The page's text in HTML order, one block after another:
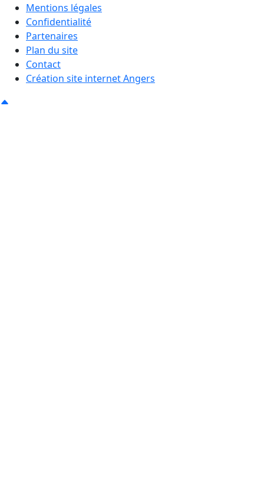
Mentions légales
Confidentialité
Partenaires
Plan du site
Contact
Création site internet Angers